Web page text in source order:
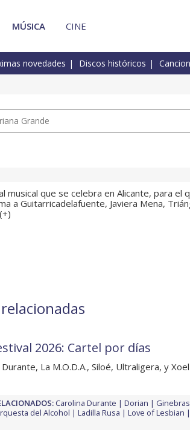
MÚSICA CINE
novedades Discos históricos
Grande
musical que se celebra en Alicante, para el
a Guitarricadelafuente, Javiera Mena,
+)
2026: Cartel por días
Durante, La M.O.D.A., Siloé, Ultraligera, y
Carolina Durante Dorian Ginebras
del Alcohol
Ladilla Rusa Love of Lesbian